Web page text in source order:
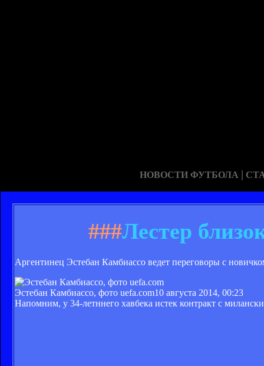
НОВОСТИ ФУТБОЛА |
###Лестер
Аргентинец Эстебан Камбиассо ведет переговоры с
Эстебан Камбиассо, фото uefa.com10 августа 2014, 00:23
Напомним, у 34-летннего хавбека истек контракт с